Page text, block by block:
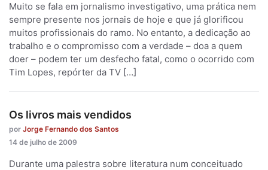
Muito se fala em jornalismo investigativo, uma prática nem
sempre presente nos jornais de hoje e que já glorificou
muitos profissionais do ramo. No entanto, a dedicação ao
trabalho e o compromisso com a verdade – doa a quem
doer – podem ter um desfecho fatal, como o ocorrido com
Tim Lopes, repórter da TV […]
Os livros mais vendidos
por Jorge Fernando dos Santos
14 de julho de 2009
Durante uma palestra sobre literatura num conceituado